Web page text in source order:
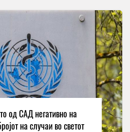
од САД негативно на
на случаи во светот